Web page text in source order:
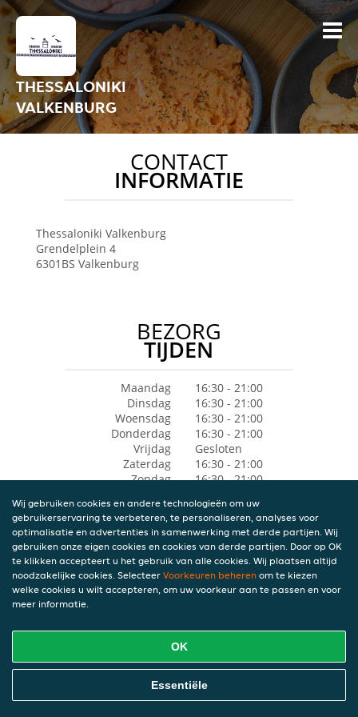
THESSALONIKI
VALKENBURG
CONTACT
INFORMATIE
Thessaloniki Valkenburg
Grendelplein 4
6301BS Valkenburg
BEZORG
TIJDEN
Maandag
16:30 - 21:00
Dinsdag
16:30 - 21:00
Woensdag
16:30 - 21:00
Donderdag
16:30 - 21:00
Vrijdag
Gesloten
Zaterdag
16:30 - 21:00
Zondag
16:30 - 21:00
Wij gebruiken cookies en andere technologieën om uw
gebruikerservaring te verbeteren, te personaliseren, analyses voor
optimalisatie en advertenties in samenwerking met derde partijen. Wij
gebruiken onze eigen cookies en cookies van derde partijen. Door op OK
te klikken accepteert u het gebruik van alle cookies. Wij plaatsen altijd
noodzakelijke cookies. Selecteer Voorkeuren beheren om te kiezen
welke cookies u wilt accepteren, om uw voorkeur aan te passen en voor
meer informatie.
OK
Essentiële